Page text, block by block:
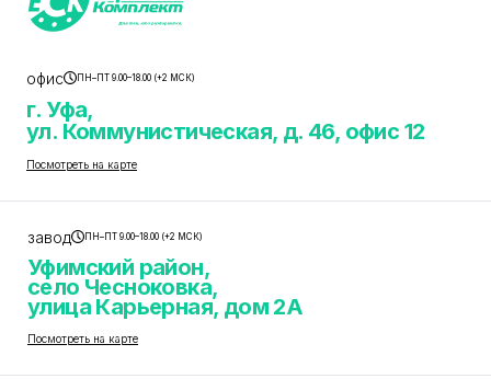
офис ПН–ПТ 9.00–18.00 (+2 МСК)
г. Уфа,
ул. Коммунистическая, д. 46, офис 12
Посмотреть на карте
завод ПН–ПТ 9.00–18.00 (+2 МСК)
Уфимский район,
село Чесноковка,
улица Карьерная, дом 2А
Посмотреть на карте